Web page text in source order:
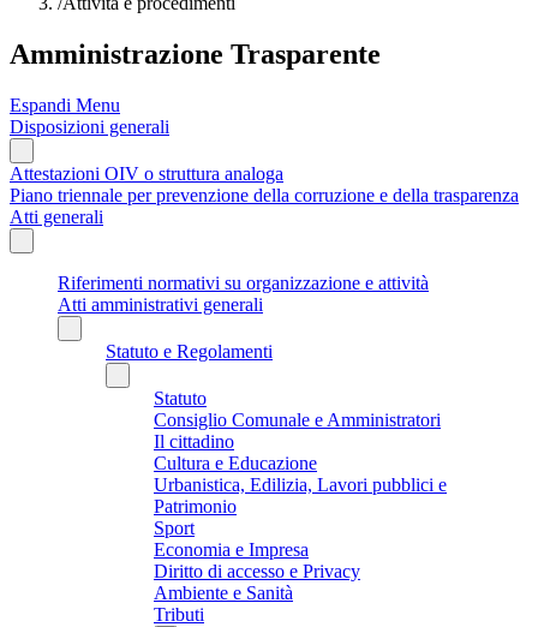
Amministrazione Trasparente
Espandi Menu
Disposizioni generali
Attestazioni OIV o struttura analoga
Piano triennale per prevenzione della corruzione e della trasparenza
Atti generali
Riferimenti normativi su organizzazione e attività
Atti amministrativi generali
Statuto e Regolamenti
Statuto
Consiglio Comunale e Amministratori
Il cittadino
Cultura e Educazione
Urbanistica, Edilizia, Lavori pubblici e
Patrimonio
Sport
Economia e Impresa
Diritto di accesso e Privacy
Ambiente e Sanità
Tributi